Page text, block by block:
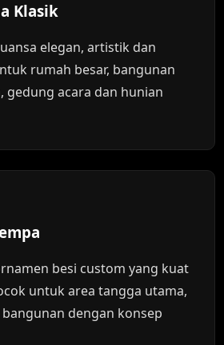
Klasik
elegan, artistik dan
rumah besar, bangunan
gedung acara dan hunian
besi custom yang kuat
untuk area tangga utama,
dengan konsep